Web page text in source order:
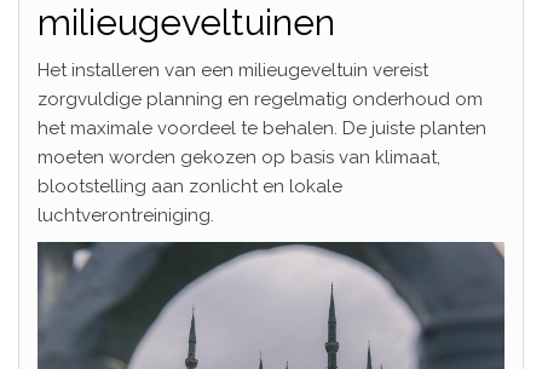
milieugeveltuinen
Het installeren van een milieugeveltuin vereist
zorgvuldige planning en regelmatig onderhoud om
het maximale voordeel te behalen. De juiste planten
moeten worden gekozen op basis van klimaat,
blootstelling aan zonlicht en lokale
luchtverontreiniging.